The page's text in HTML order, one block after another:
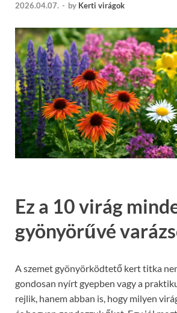
2026.04.07. - by Kerti virágok
Ez a 10 virág
gyönyörűvé
A szemet gyönyörködtető kert titka
gondosan nyírt gyepben vagy a
rejlik, hanem abban is, hogy milyen